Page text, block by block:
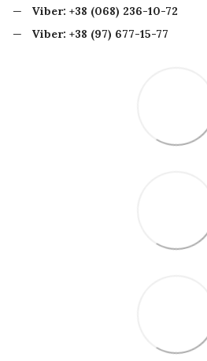
Viber: +38 (068) 236-10-72
Viber: +38 (97) 677-15-77